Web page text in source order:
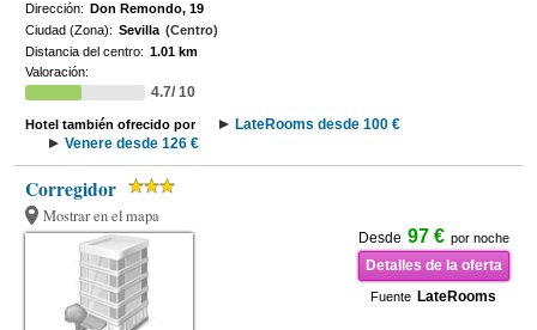
Dirección: Don Remondo, 19
Ciudad (Zona): Sevilla (Centro)
Distancia del centro: 1.01 km
Valoración:
4.7/ 10
Hotel también ofrecido por
LateRooms desde 100 €
Venere desde 126 €
Corregidor
Mostrar en el mapa
Desde 97 € por noche
Detalles de la oferta
Fuente LateRooms